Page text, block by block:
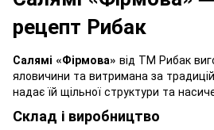
рецепт Рибак
Салямі «Фірмова» від ТМ Рибак
яловичини та витримана за
надає їй щільної структури та
Склад і виробництво